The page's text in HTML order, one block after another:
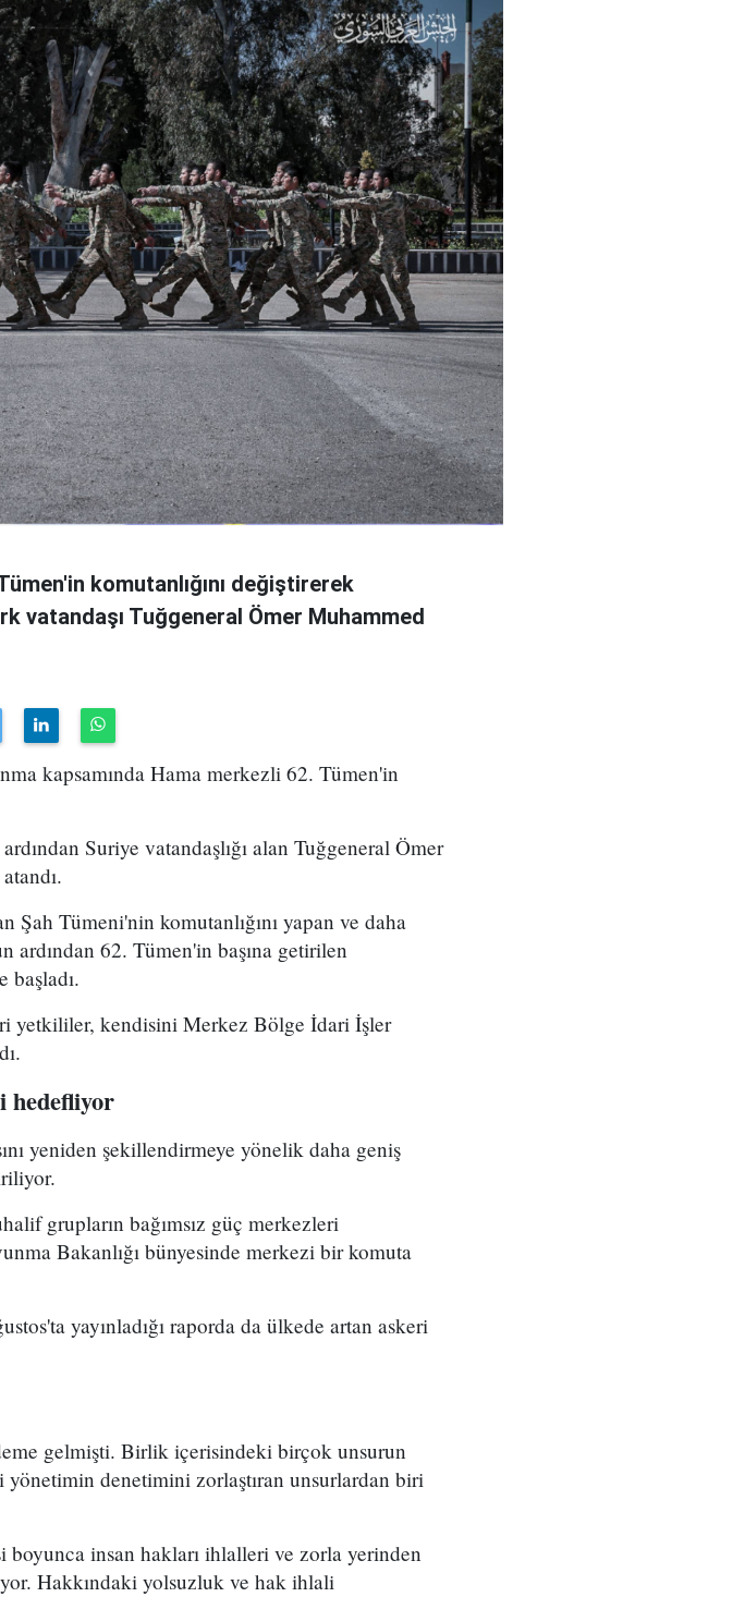
komutanlığını değiştirerek
vatandaşı Tuğgeneral Ömer Muhammed
kapsamında Hama merkezli 62. Tümen'in
Suriye vatandaşlığı alan Tuğgeneral Ömer
Tümeni'nin komutanlığını yapan ve daha
ardından 62. Tümen'in başına getirilen
başladı.
yetkililer, kendisini Merkez Bölge İdari İşler
hedefliyor
yeniden şekillendirmeye yönelik daha geniş
grupların bağımsız güç merkezleri
Bakanlığı bünyesinde merkezi bir komuta
yayınladığı raporda da ülkede artan askeri
gelmişti. Birlik içerisindeki birçok unsurun
denetimini zorlaştıran unsurlardan biri
insan hakları ihlalleri ve zorla yerinden
Hakkındaki yolsuzluk ve hak ihlali